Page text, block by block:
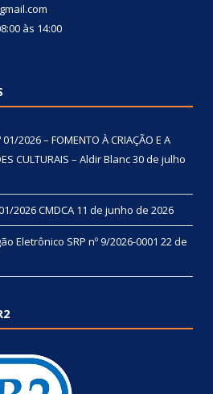
às 14:00
2026 – FOMENTO À CRIAÇÃO E A
CULTURAIS – Aldir Blanc30 de julho
2026 CMDCA 11 de junho de 2026
Eletrônico SRP nº 9/2026-0001 22 de